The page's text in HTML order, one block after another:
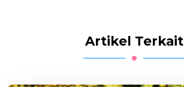
Artikel Terkait